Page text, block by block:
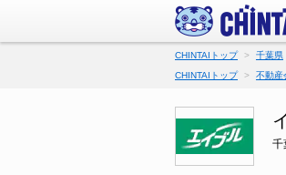
CHINTAIトップ 千葉県
CHINTAIトップ
不動産
千